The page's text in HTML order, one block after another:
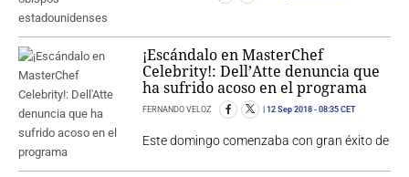
¡Escándalo en MasterChef
Celebrity!: Dell’Atte denuncia que
ha sufrido acoso en el programa
FERNANDO VELOZ 12 Sep 2018 - 08:35 CET
Este domingo comenzaba con gran éxito de